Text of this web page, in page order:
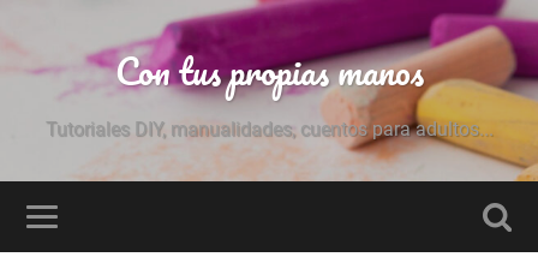
Con tus propias manos
Tutoriales DIY, manualidades, cuentos para adultos...